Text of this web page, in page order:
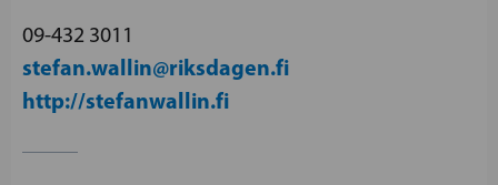
09-432 3011
stefan.wallin@riksdagen.fi
http://stefanwallin.fi